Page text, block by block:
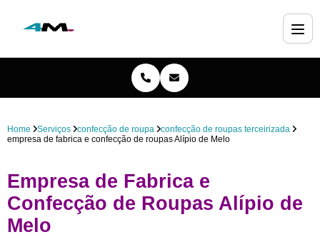
Home Serviços confecção de roupa
confecção de roupas terceirizada
empresa de fabrica e confecção de roupas Alípio de Melo
Empresa de Fabrica e
Confecção de Roupas Alípio de
Melo